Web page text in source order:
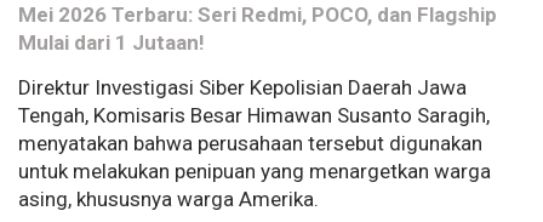
Mei 2026 Terbaru: Seri Redmi, POCO, dan Flagship
Mulai dari 1 Jutaan!
Direktur Investigasi Siber Kepolisian Daerah Jawa
Tengah, Komisaris Besar Himawan Susanto Saragih,
menyatakan bahwa perusahaan tersebut digunakan
untuk melakukan penipuan yang menargetkan warga
asing, khususnya warga Amerika.